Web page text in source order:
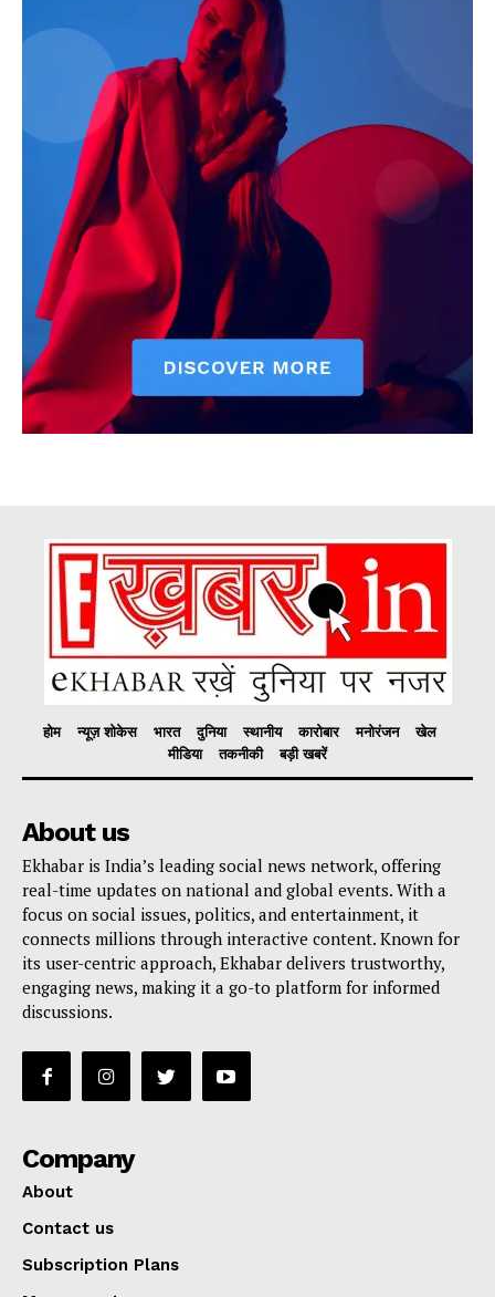
Contact us
Subscription Plans
My account
होम न्यूज़ शोकेस भारत दुनिया स्थानीय कारोबार मनोरंजन
खेल
मीडिया
तकनीकी बड़ी खबरें
About us
Ekhabar is India’s leading social news network, offering
real-time updates on national and global events. With a
focus on social issues, politics, and entertainment, it
connects millions through interactive content. Known for
its user-centric approach, Ekhabar delivers trustworthy,
engaging news, making it a go-to platform for informed
discussions.
Company
About
Contact us
Subscription Plans